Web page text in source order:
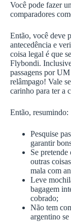
Você pode fazer
comparadores
Então, você deve
antecedência e
coisa legal é que
Flybondi.
passagens por
relâmpago! Vale
carinho para ter a
Então, resumindo:
Pesquise
garantir
Se
outras
mala com
Leve
bagagem
cobrado;
Não tem
argentino